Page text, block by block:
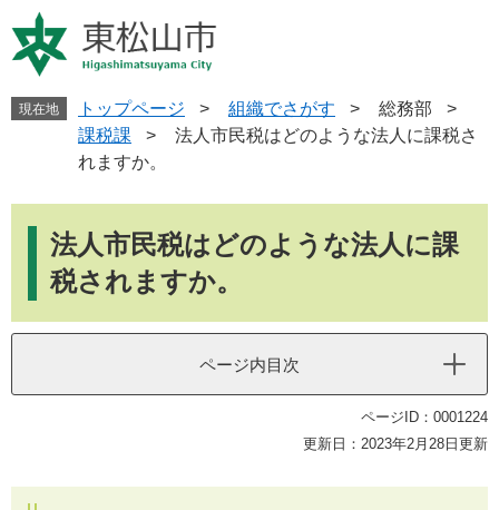
ー
ジ
ニ
ュ
現在地 トップページ > 組織でさがす > 総務部
>
課税課
>
法人市民税はどのような法人に課税さ
れますか。
法人市民税はどのような法人に課
税されますか。
ページ内目次
ページID：0001224
更新日：2023年2月28日更新